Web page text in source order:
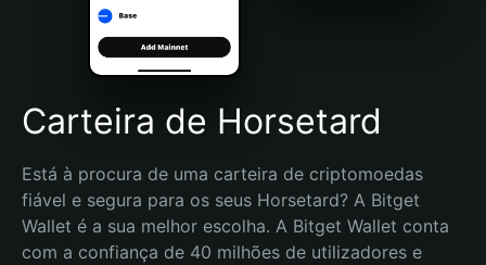
Português (Brasil)
Español (Argentina)
Carteira de Horsetard
Está à procura de uma carteira de criptomoedas
fiável e segura para os seus Horsetard? A Bitget
Wallet é a sua melhor escolha. A Bitget Wallet conta
com a confiança de 40 milhões de utilizadores e